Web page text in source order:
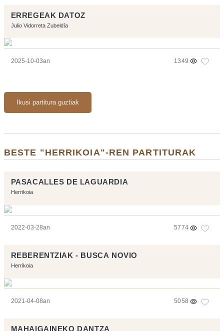
ERREGEAK DATOZ
Julio Vidorreta Zubeldía
2025-10-03an 1349
Ikusi partitura guztiak
BESTE "HERRIKOIA"-REN PARTITURAK
PASACALLES DE LAGUARDIA
Herrikoia
2022-03-28an 5774
REBERENTZIAK - BUSCA NOVIO
Herrikoia
2021-04-08an 5058
MAHAIGAINEKO DANTZA